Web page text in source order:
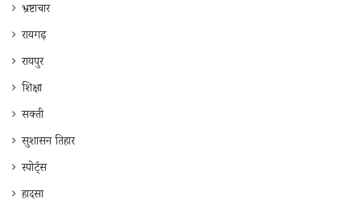
भ्रष्टाचार
रायगढ़
रायपुर
शिक्षा
सक्ती
सुशासन तिहार
स्पोर्ट्स
हादसा